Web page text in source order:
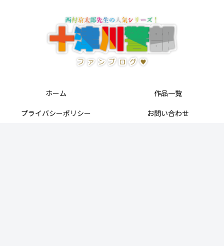
ホーム
作品一覧
プライバシーポリシー
お問い合わせ